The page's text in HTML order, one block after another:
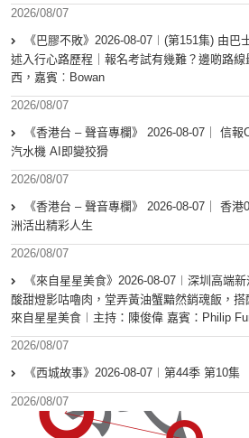
2026/08/07
《巴膠不敗》2026-08-07︱(第151集) 由
述入行心路歷程｜報名考試有幾難？邊啲路
西，嘉賓︰Bowan
2026/08/07
《香港台 – 聲音專欄》 2026-08-07｜ 信
汽水機 AI即變狡猾
2026/08/07
《香港台 – 聲音專欄》 2026-08-07｜ 香
洲活出精彩人生
2026/08/07
《來自星星美食》2026-08-07︱深圳高端
酸甜燈影咕嚕肉，堂弄黃油蟹黯然銷魂飯，搭
來自星星美食︱主持：陳俊偉 嘉賓：Philip
2026/08/07
《西城故事》2026-08-07︱第44季 第10集
2026/08/07